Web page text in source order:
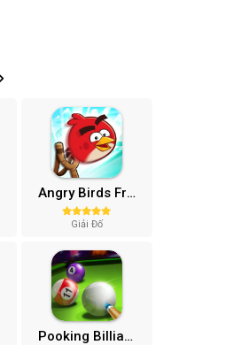
Angry Birds Friends MOD APK (Vô Hạn Boosters) 12.3.0
Giải Đố
Pooking Billiards City MOD APK (Menu, Full Tiền, Đường Kẻ) v3.0.84